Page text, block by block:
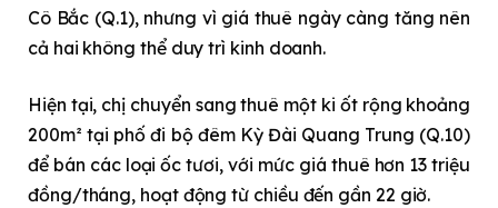
Cô Bắc (Q.1), nhưng vì giá thuê ngày càng tăng nên
cả hai không thể duy trì kinh doanh.
Hiện tại, chị chuyển sang thuê một ki ốt rộng khoảng
200m² tại phố đi bộ đêm Kỳ Đài Quang Trung (Q.10)
để bán các loại ốc tươi, với mức giá thuê hơn 13 triệu
đồng/tháng, hoạt động từ chiều đến gần 22 giờ.